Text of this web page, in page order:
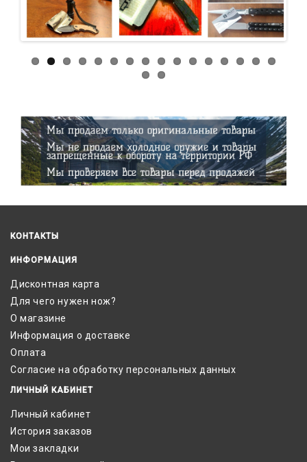
КОНТАКТЫ
ИНФОРМАЦИЯ
Дисконтная карта
Для чего нужен нож?
О магазине
Информация о доставке
Оплата
Согласие на обработку персональных данных
ЛИЧНЫЙ КАБИНЕТ
Личный кабинет
История заказов
Мои закладки